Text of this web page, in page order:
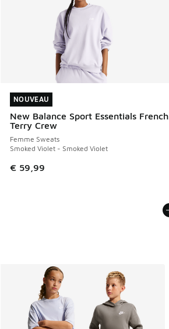
NOUVEAU
New Balance Sport Essentials French
Terry Crew
Femme Sweats
Smoked Violet - Smoked Violet
€ 59,99
NOUVEAU